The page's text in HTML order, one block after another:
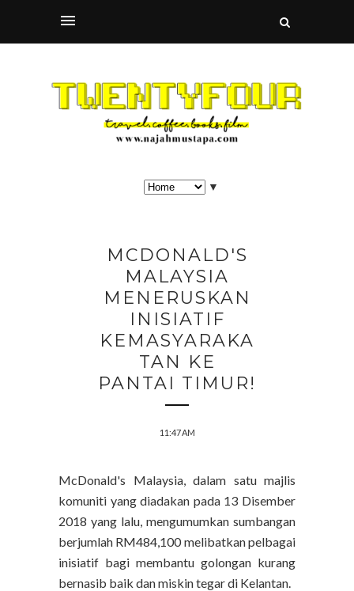
▼
MCDONALD'S
MALAYSIA
MENERUSKAN
INISIATIF
KEMASYARAKA
TAN KE
PANTAI TIMUR!
11:47 AM
McDonald's Malaysia, dalam satu majlis
komuniti yang diadakan pada 13 Disember
2018 yang lalu, mengumumkan sumbangan
berjumlah RM484,100 melibatkan pelbagai
inisiatif bagi membantu golongan kurang
bernasib baik dan miskin tegar di Kelantan.